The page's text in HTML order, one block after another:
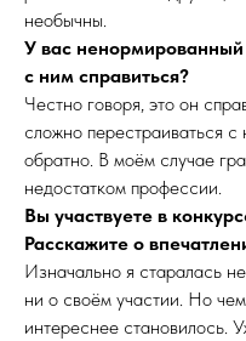
необычны.
У вас
с ним справиться?
Честно говоря, это он
сложно перестраиваться
обратно. В моём случае
недостатком профессии.
Вы участвуете в
Расскажите о
Изначально я старалась
ни о своём участии. Но
интереснее становилось.